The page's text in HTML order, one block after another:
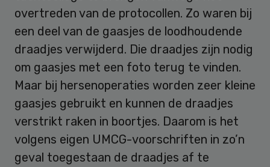
overtreden van de protocollen. Zo waren bij
een deel van de gaasjes de loodhoudende
draadjes verwijderd. Die draadjes zijn nodig
om gaasjes met een foto terug te vinden.
Maar bij hersenoperaties worden zeer kleine
gaasjes gebruikt en kunnen de draadjes
verstrikt raken in boortjes. Daarom is het
volgens eigen UMCG-voorschriften in zo’n
geval toegestaan de draadjes af te